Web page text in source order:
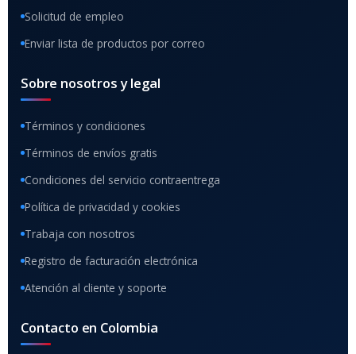
Solicitud de empleo
Enviar lista de productos por correo
Sobre nosotros y legal
Términos y condiciones
Términos de envíos gratis
Condiciones del servicio contraentrega
Política de privacidad y cookies
Trabaja con nosotros
Registro de facturación electrónica
Atención al cliente y soporte
Contacto en Colombia